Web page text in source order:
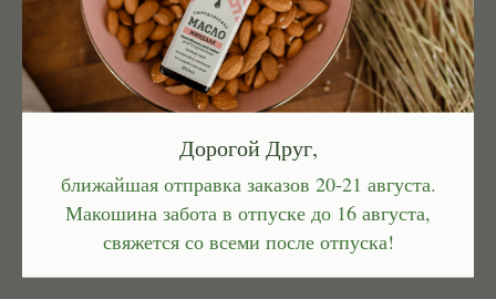
Дорогой Друг,
ближайшая отправка заказов 20-21 августа.
Макошина забота в отпуске до 16 августа,
свяжется со всеми после отпуска!